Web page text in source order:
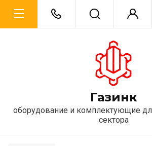
Газинк
оборудование и комплектующие
сектора